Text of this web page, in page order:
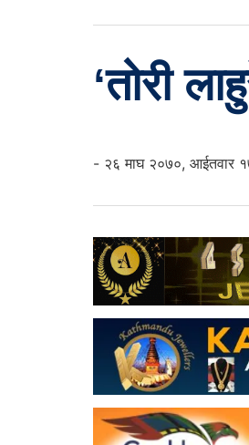
‘तोरी
- २६ माघ २०७०, आईतवार